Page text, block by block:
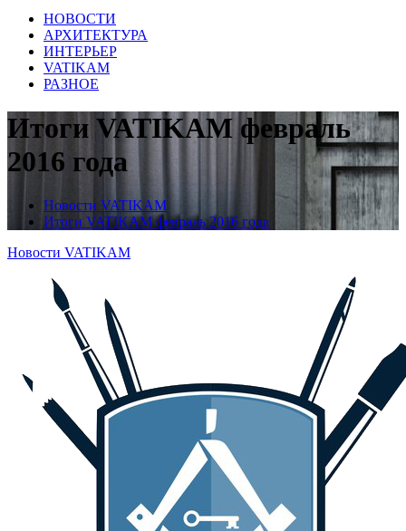
НОВОСТИ
АРХИТЕКТУРА
ИНТЕРЬЕР
VATIKAM
РАЗНОЕ
Итоги VATIKAM февраль
2016 года
Новости VATIKAM
Итоги VATIKAM февраль 2016 года
Новости VATIKAM